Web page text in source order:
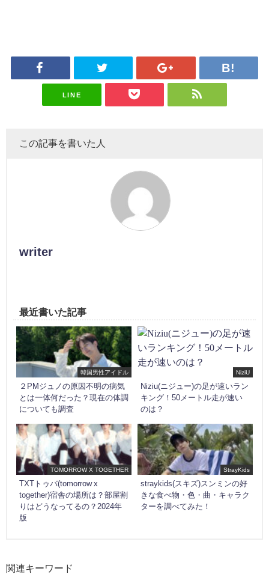
LINE
この記事を書いた人
writer
最近書いた記事
韓国男性アイドル
２PMジュノの原因不明の病気
とは一体何だった？現在の体調
についても調査
NiziU
Niziu(ニジュー)の足が速いラン
キング！50メートル走が速い
のは？
TOMORROW X TOGETHER
TXTトゥバ(tomorrow x
together)宿舎の場所は？部屋割
りはどうなってるの？2024年
版
StrayKids
straykids(スキズ)スンミンの好
きな食べ物・色・曲・キャラク
ターを調べてみた！
関連キーワード